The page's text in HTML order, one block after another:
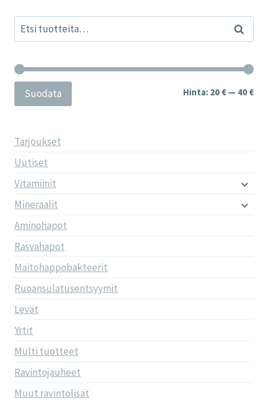
Etsi: Haku
Suodata Hinta: 20 € — 40 €
Tarjoukset
Uutiset
Vitamiinit
Mineraalit
Aminohapot
Rasvahapot
Maitohappobakteerit
Ruoansulatusentsyymit
Levät
Yrtit
Multi tuotteet
Ravintojauheet
Muut ravintolisät